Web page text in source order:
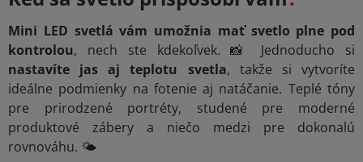
Mini LED svetlá vám umožnia mať svetlo plne pod
kontrolou, nech ste kdekoľvek. 📸 Jednoducho si
nastavíte jas aj teplotu svetla, takže si vytvoríte
ideálne podmienky na fotenie aj natáčanie. Teplé tóny
pre prirodzené portréty, studené pre moderné
produktové zábery a niečo medzi pre dokonalú
rovnováhu. 🌤️